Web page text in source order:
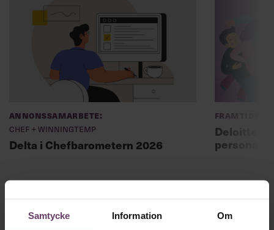
Samtycke Information Om
Annonssamarbete:
Chef + Winningtemp
Delta i Chefbarometern 2026
Deloitte:
personal